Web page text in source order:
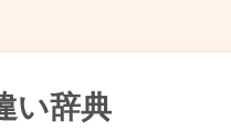
い辞典